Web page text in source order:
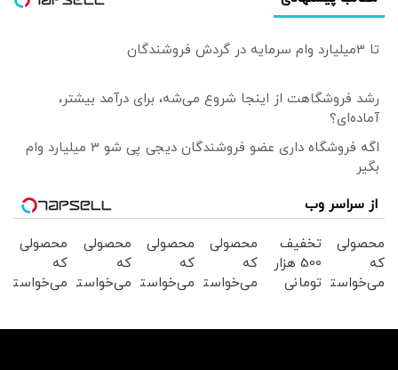
تا 3میلیارد وام سرمایه در گردش فروشندگان
رشد فروشگاهت از اینجا شروع می‌شه، برای درآمد بیشتر،
آماده‌ای؟
اگه فروشگاه داری عضو فروشندگان دیجی پی شو 3 میلیارد وام
بگیر
از سراسر وب
محصولی
که
می‌خواستی
تخفیف
500 هزار
تومانی
محصولی
که
می‌خواستی
محصولی
که
می‌خواستی
محصولی
که
می‌خواستی
محصولی
که
می‌خواستی